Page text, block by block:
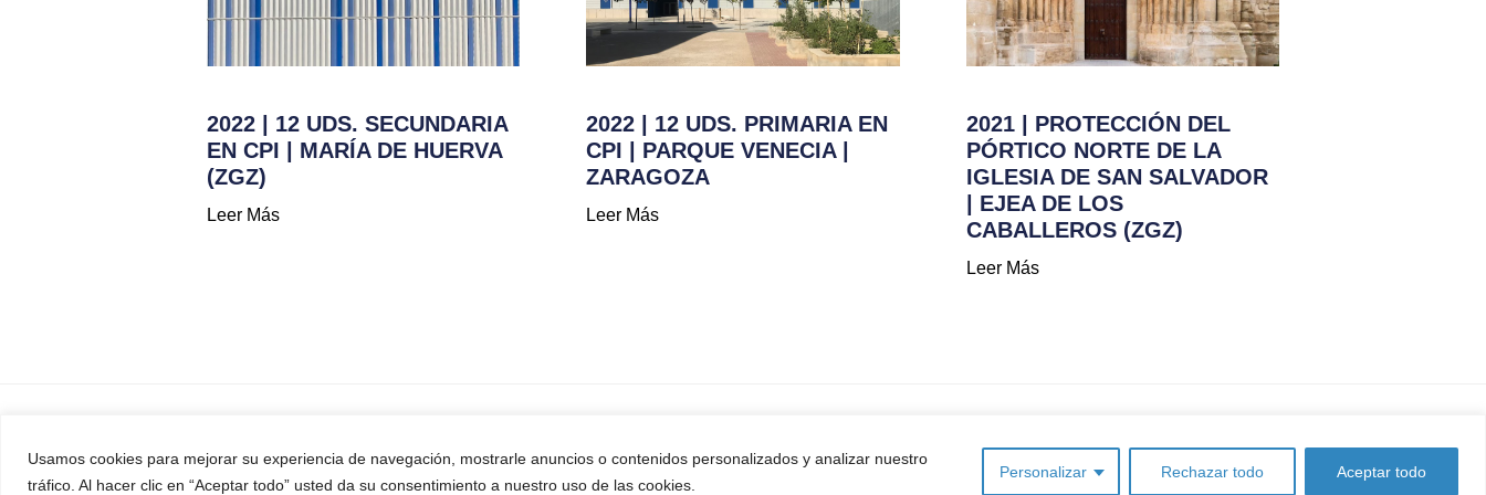
Usamos cookies para mejorar su experiencia de navegación, mostrarle anuncios o contenidos personalizados y analizar nuestro
tráfico. Al hacer clic en “Aceptar todo” usted da su consentimiento a nuestro uso de las cookies.
Personalizar Rechazar todo Aceptar todo
2022 | 12 UDS. SECUNDARIA
EN CPI | MARÍA DE HUERVA
(ZGZ)
Leer Más
2022 | 12 UDS. PRIMARIA EN
CPI | PARQUE VENECIA |
ZARAGOZA
Leer Más
2021 | PROTECCIÓN DEL
PÓRTICO NORTE DE LA
IGLESIA DE SAN SALVADOR
| EJEA DE LOS
CABALLEROS (ZGZ)
Leer Más
Financiado por la Unión Europea - NextGenerationEU